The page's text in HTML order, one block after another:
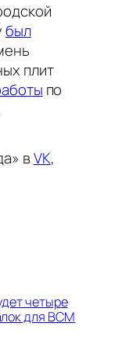
был
плит
по
вVK,
четыре
для ВСМ